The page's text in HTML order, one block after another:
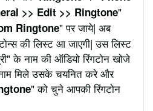
>> Edit >> Ringtone"
Ringtone" पर जाये| अब
की लिस्ट आ जाएगी| उस लिस्ट
के नाम की ऑडियो रिंगटोन खोजे
मिले उसके चयनित करे और
" को चुने आपकी रिंगटोन